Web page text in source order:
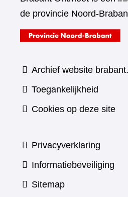
de provincie Noord-
Archief website
Toegankelijkheid
Cookies op deze site
Privacyverklaring
Informatiebeveiliging
Sitemap